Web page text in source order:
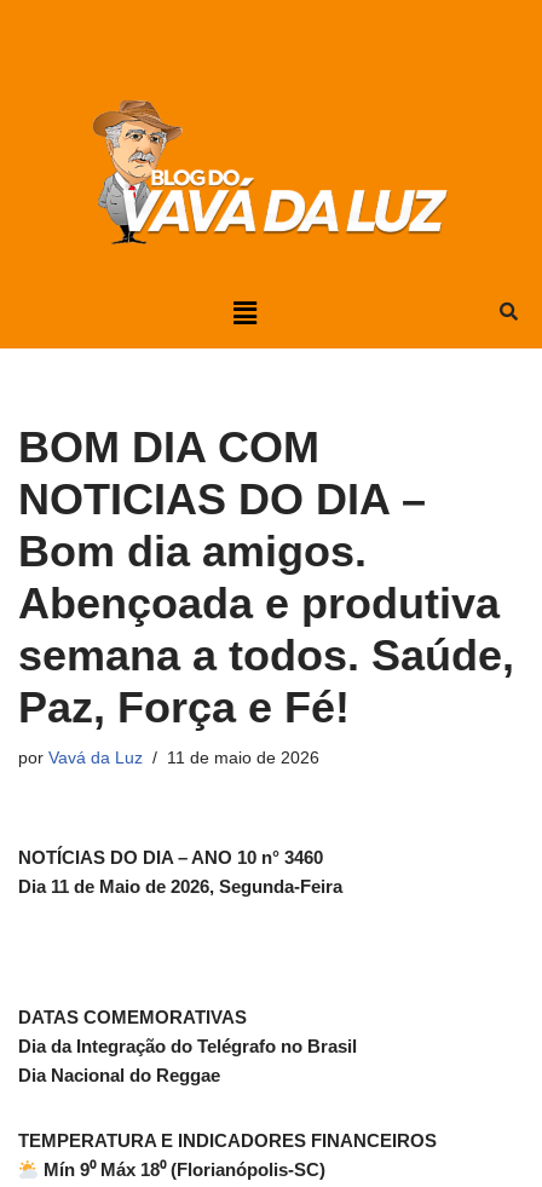
BOM DIA COM
NOTICIAS DO DIA –
Bom dia amigos.
Abençoada e produtiva
semana a todos. Saúde,
Paz, Força e Fé!
por Vavá da Luz 11 de maio de 2026
NOTÍCIAS DO DIA – ANO 10 n° 3460
Dia 11 de Maio de 2026, Segunda-Feira
DATAS COMEMORATIVAS
Dia da Integração do Telégrafo no Brasil
Dia Nacional do Reggae
TEMPERATURA E INDICADORES FINANCEIROS
Mín 9⁰ Máx 18⁰ (Florianópolis-SC)